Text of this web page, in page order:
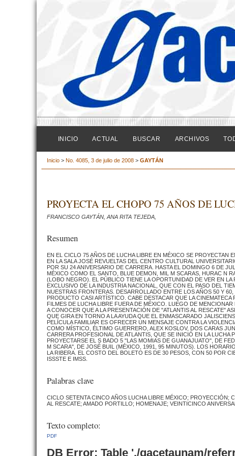
INICIO ACTUAL BUSCAR ARCHIVOS
Inicio > No. 4085, 3 de julio de 2008 > GAYTÁN
PROYECTA EL CHOPO 75 AÑOS DE
FRANCISCO GAYTÁN, ANA RITA TEJEDA,
Resumen
EN EL CICLO 75 AÑOS DE LUCHA LIBRE EN MÉXICO SE PROYECTAN
EN LA SALA JOSÉ REVUELTAS DEL CENTRO CULTURAL
POR SU 24 ANIVERSARIO DE CARRERA. HASTA EL DOMINGO 6 DE
MÉXICO COMO EL SANTO, BLUE DEMON, MIL M SCARAS, HURAC N
(LOBO NEGRO). EL PÚBLICO TIENE LA OPORTUNIDAD DE VER EN
EXCLUSIVO DE LA INDUSTRIA NACIONAL, QUE CON EL PASO DEL
NUESTRAS FRONTERAS. DESARROLLADO ENTRE LOS AÑOS 50 Y
PRODUCTO CASI ARTÍSTICO. CABE DESTACAR QUE LA
FILMES DE LUCHA LIBRE FUERA DE MÉXICO. LUEGO DE
A CONOCER QUE A LA PRESENTACIÓN DE "ATLANTIS AL RESCATE"
QUE GIRA EN TORNO A LA AYUDA QUE EL ENMASCARADO
PELÍCULA FAMILIAR ES OFRECER UN MENSAJE CONTRA LA
COMO MÍSTICO, ÉLTIMO GUERRERO, ALEX KOSLOV, DOS CARAS
CARRERA PROFESIONAL DE ATLANTIS, QUE SE INICIÓ EN LA LUCHA
PROYECTARSE EL S BADO 5 "LAS MOMIAS DE GUANAJUATO", DE
M SCARA", DE JOSÉ BUIL (MÉXICO, 1991, 95 MINUTOS). LOS
LA RIBERA. EL COSTO DEL BOLETO ES DE 30 PESOS, CON 50 POR
ISSSTE E IMSS.
Palabras clave
CICLO SETENTA CINCO AÑOS LUCHA LIBRE MÉXICO; PROYECCIÓN;
AL RESCATE; AMADO PORTILLO; HOMENAJE; VEINTICINCO
Texto completo:
PDF
DB Error: Table './gacetaunam/